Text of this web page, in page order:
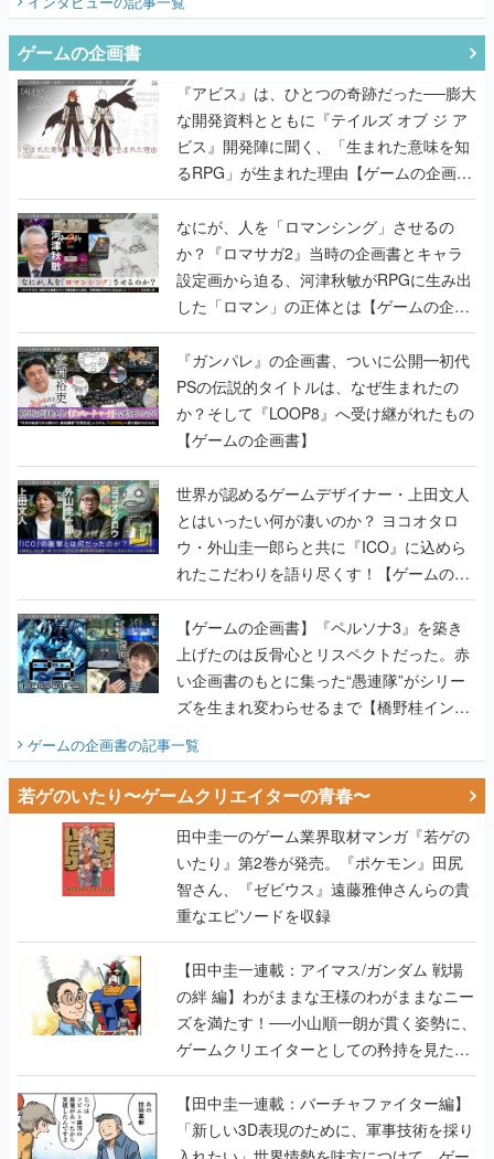
ゲームの企画書
『アビス』は、ひとつの奇跡だった──膨大
な開発資料とともに『テイルズ オブ ジ ア
ビス』開発陣に聞く、「生まれた意味を知
るRPG」が生まれた理由【ゲームの企画
書】
なにが、人を「ロマンシング」させるの
か？『ロマサガ2』当時の企画書とキャラ
設定画から迫る、河津秋敏がRPGに生み出
した「ロマン」の正体とは【ゲームの企画
書】
『ガンパレ』の企画書、ついに公開━初代
PSの伝説的タイトルは、なぜ生まれたの
か？そして『LOOP8』へ受け継がれたもの
【ゲームの企画書】
世界が認めるゲームデザイナー・上田文人
とはいったい何が凄いのか？ ヨコオタロ
ウ・外山圭一郎らと共に『ICO』に込めら
れたこだわりを語り尽くす！【ゲームの企
画書】
【ゲームの企画書】『ペルソナ3』を築き
上げたのは反骨心とリスペクトだった。赤
い企画書のもとに集った“愚連隊”がシリー
ズを生まれ変わらせるまで【橋野桂インタ
ビュー】
ゲームの企画書の記事一覧
若ゲのいたり〜ゲームクリエイターの青春〜
田中圭一のゲーム業界取材マンガ『若ゲの
いたり』第2巻が発売。『ポケモン』田尻
智さん、『ゼビウス』遠藤雅伸さんらの貴
重なエピソードを収録
【田中圭一連載：アイマス/ガンダム 戦場
の絆 編】わがままな王様のわがままなニー
ズを満たす！──小山順一朗が貫く姿勢に、
ゲームクリエイターとしての矜持を見た
【若ゲのいたり最終回】
【田中圭一連載：バーチャファイター編】
「新しい3D表現のために、軍事技術を採り